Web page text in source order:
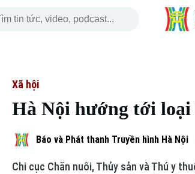
Chính trị
Xã hội
An ninh trật tự
Người Hà Nội
Khoảnh khắc Hà Nội
Ẩm thực
Quân sự
Hồ sơ
Người Việt 4
Xã hội
Hà Nội hướng tới
Báo và Phát thanh Truyền hình Hà Nội
Chi cục Chăn nuôi, Thủy sản và Thú y